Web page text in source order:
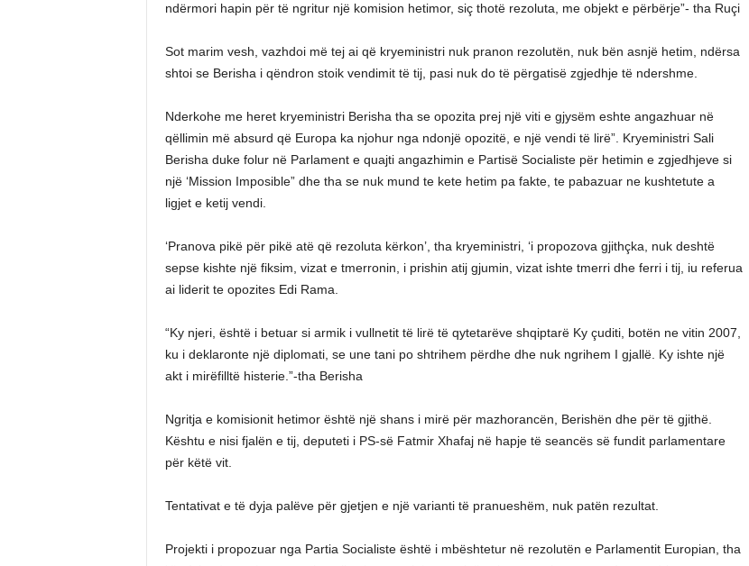
ndërmori hapin për të ngritur një komision hetimor, siç thotë rezoluta, me objekt e përbërje”- tha Ruçi
Sot marim vesh, vazhdoi më tej ai që kryeministri nuk pranon rezolutën, nuk bën asnjë hetim, ndërsa
shtoi se Berisha i qëndron stoik vendimit të tij, pasi nuk do të përgatisë zgjedhje të ndershme.
Nderkohe me heret kryeministri Berisha tha se opozita prej një viti e gjysëm eshte angazhuar në
qëllimin më absurd që Europa ka njohur nga ndonjë opozitë, e një vendi të lirë”. Kryeministri Sali
Berisha duke folur në Parlament e quajti angazhimin e Partisë Socialiste për hetimin e zgjedhjeve si
një ‘Mission Imposible” dhe tha se nuk mund te kete hetim pa fakte, te pabazuar ne kushtetute a
ligjet e ketij vendi.
‘Pranova pikë për pikë atë që rezoluta kërkon’, tha kryeministri, ‘i propozova gjithçka, nuk deshtë
sepse kishte një fiksim, vizat e tmerronin, i prishin atij gjumin, vizat ishte tmerri dhe ferri i tij, iu referua
ai liderit te opozites Edi Rama.
“Ky njeri, është i betuar si armik i vullnetit të lirë të qytetarëve shqiptarë Ky çuditi, botën ne vitin 2007,
ku i deklaronte një diplomati, se une tani po shtrihem përdhe dhe nuk ngrihem I gjallë. Ky ishte një
akt i mirëfilltë histerie.”-tha Berisha
Ngritja e komisionit hetimor është një shans i mirë për mazhorancën, Berishën dhe për të gjithë.
Kështu e nisi fjalën e tij, deputeti i PS-së Fatmir Xhafaj në hapje të seancës së fundit parlamentare
për këtë vit.
Tentativat e të dyja palëve për gjetjen e një varianti të pranueshëm, nuk patën rezultat.
Projekti i propozuar nga Partia Socialiste është i mbështetur në rezolutën e Parlamentit Europian, tha